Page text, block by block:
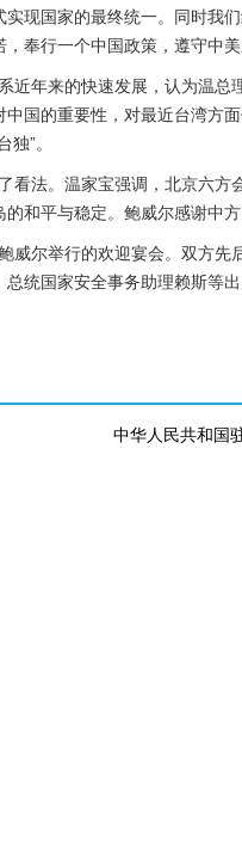
现国家的最终统一。同时我
奉行一个中国政策，遵守中
年来的快速发展，认为温总
国的重要性，对最近台湾方
”。
法。温家宝强调，北京六方
和平与稳定。鲍威尔感谢中
尔举行的欢迎宴会。双方先
统国家安全事务助理赖斯等
中华人民共和国